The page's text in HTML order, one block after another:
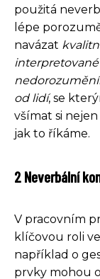
použitá
lépe
navázat
od lidí, se
všímat si
jak to říkáme.
2 Neverbální
V pracovním
klíčovou roli
například o
prvky mohou